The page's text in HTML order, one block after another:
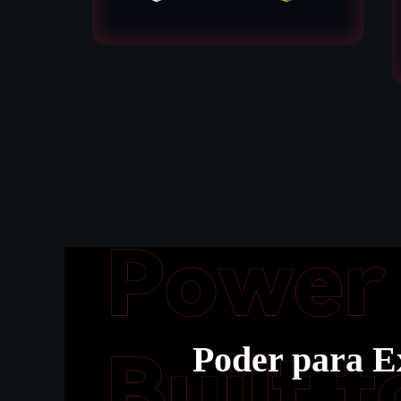
Poder para